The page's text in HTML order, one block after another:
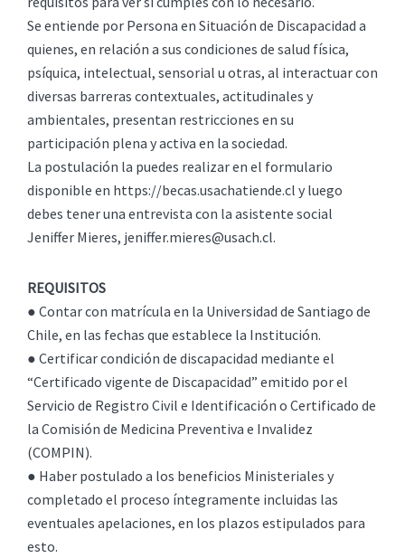
Se entiende por Persona en Situación de Discapacidad a
quienes, en relación a sus condiciones de salud física,
psíquica, intelectual, sensorial u otras, al interactuar con
diversas barreras contextuales, actitudinales y
ambientales, presentan restricciones en su
participación plena y activa en la sociedad.
La postulación la puedes realizar en el formulario
disponible en https://becas.usachatiende.cl y luego
debes tener una entrevista con la asistente social
Jeniffer Mieres, jeniffer.mieres@usach.cl.
REQUISITOS
● Contar con matrícula en la Universidad de Santiago de
Chile, en las fechas que establece la Institución.
● Certificar condición de discapacidad mediante el
“Certificado vigente de Discapacidad” emitido por el
Servicio de Registro Civil e Identificación o Certificado de
la Comisión de Medicina Preventiva e Invalidez
(COMPIN).
● Haber postulado a los beneficios Ministeriales y
completado el proceso íntegramente incluidas las
eventuales apelaciones, en los plazos estipulados para
esto.